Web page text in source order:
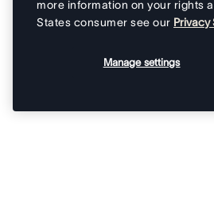
more information on your rights
States consumer see our Privacy
Manage settings